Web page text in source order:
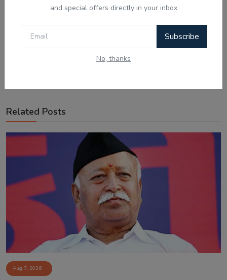
and special offers directly in your inbox
Subscribe
No, thanks
Related Posts
Aug 7, 2026